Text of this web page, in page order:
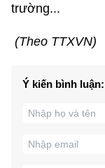
trường...
(Theo TTXVN)
Ý kiến bình luận: